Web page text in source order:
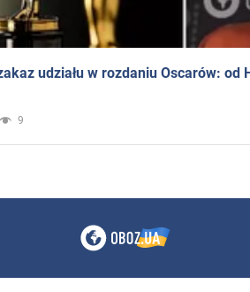
udziału w rozdaniu Oscarów: od
9